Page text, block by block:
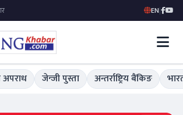
EN|
अपराध जेन्जी पुस्ता अन्तर्राष्ट्रिय बैंकिङ